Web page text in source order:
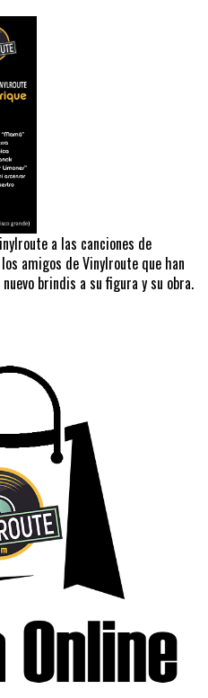
a las canciones de
amigos de Vinylroute que han
brindis a su figura y su obra.